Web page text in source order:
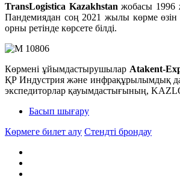
TransLogistica Kazakhstanжобасы 1996
Пандемиядан соң 2021 жылы көрме өзін
орны ретінде көрсете білді.
Көрмені ұйымдастырушылар Atakent-
ҚР Индустрия және инфрақұрылымдық
экспедиторлар қауымдастығының,
Басып шығару
Көрмеге билет алу Стендті брондау